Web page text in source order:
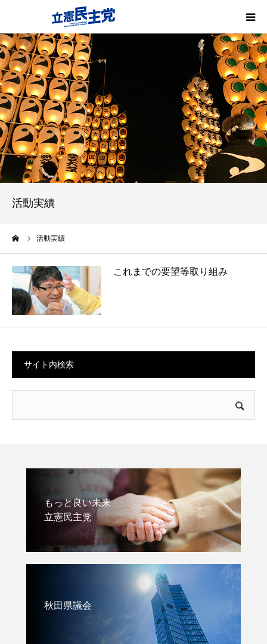
活動実績
活動実績
これまでの要望等取り組み
サイト内検索
もっと良い未来
立憲民主党
秋田県議会
プロフィール
政策
活動報告
活動実績